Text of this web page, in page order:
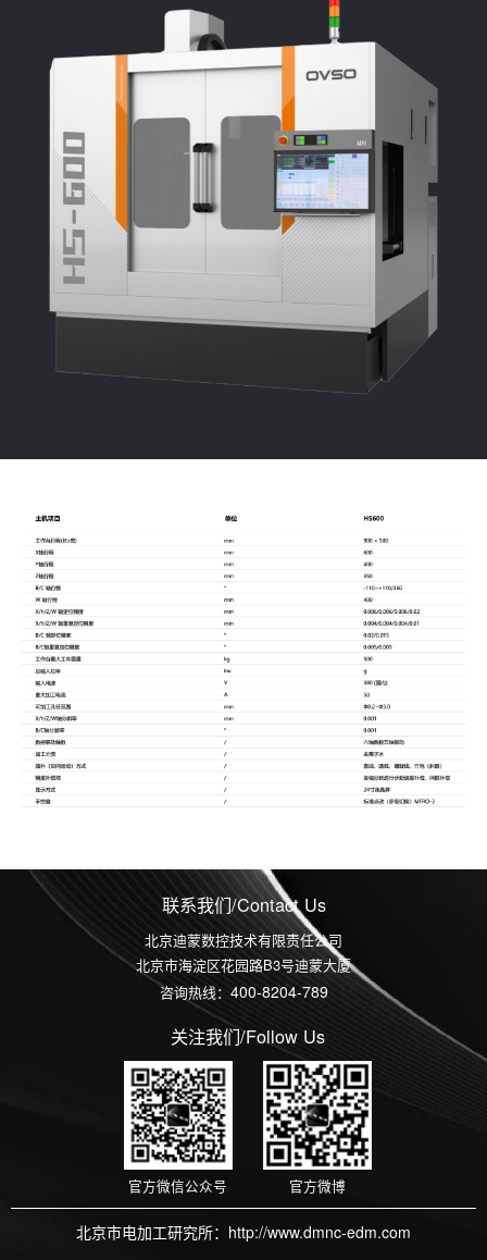
联系我们/Contact Us
北京迪蒙数控技术有限责任公司
北京市海淀区花园路B3号迪蒙大厦
咨询热线： 400-8204-789
关注我们/Follow Us
官方微信公众号 官方微博
北京市电加工研究所：http://www.dmnc-edm.com